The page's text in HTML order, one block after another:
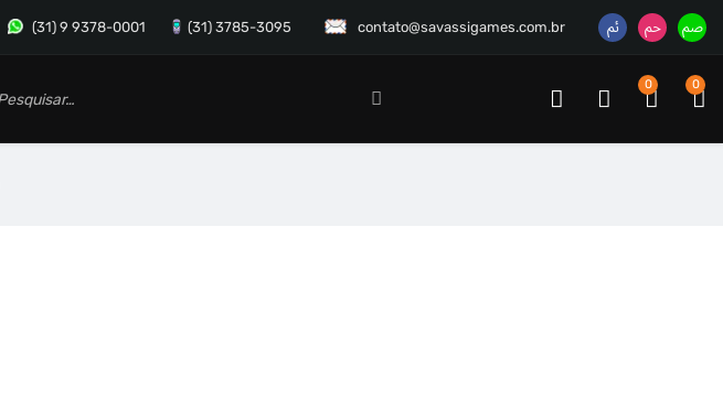
contato@savassigames.com.br
(31) 9 9378-0001 (31) 3785-3095
0
0